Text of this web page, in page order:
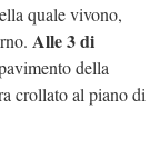
quale vivono,
Alle 3 di
della
crollato al piano di